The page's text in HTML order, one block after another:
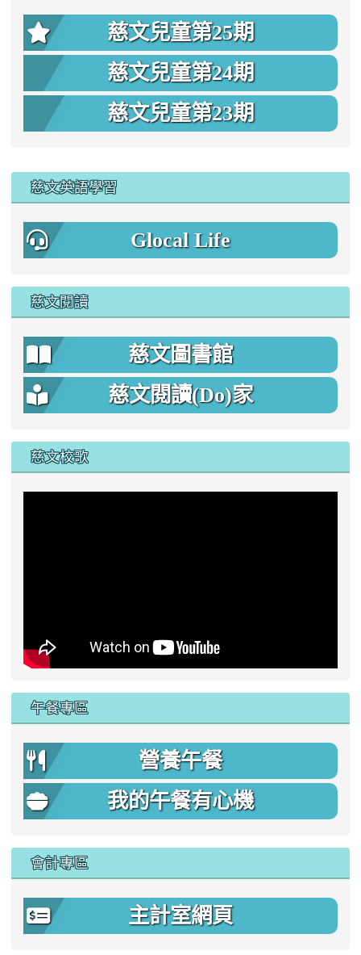
慈文兒童第25期
慈文兒童第24期
慈文兒童第23期
慈文英語學習
Glocal Life
慈文閱讀
慈文圖書館
慈文閱讀(Do)家
慈文校歌
午餐專區
營養午餐
我的午餐有心機
會計專區
主計室網頁